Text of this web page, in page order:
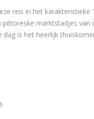
reis in het
pittoreske marktstadjes van
dag is het heerlijk